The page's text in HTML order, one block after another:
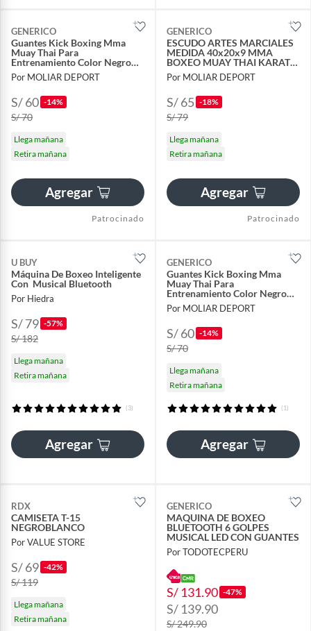
GENERICO
Guantes Kick Boxing Mma
Muay Thai Para
Entrenamiento Color Negro
Talla M
Por MOLIAR DEPORT
S/ 60 -14%
S/ 70
Llega mañana
Retira mañana
Agregar
Patrocinado
GENERICO
ESCUDO ARTES MARCIALES
MEDIDA 40x20x9 MMA
BOXEO MUAY THAI KARATE
KICKBOXING TAEKWONDO
NEGRO
Por MOLIAR DEPORT
S/ 65 -18%
S/ 79
Llega mañana
Retira mañana
Agregar
Patrocinado
U BUY
Máquina De Boxeo Inteligente
Con Musical Bluetooth
Por Hiedra
S/ 79 -57%
S/ 182
Llega mañana
Retira mañana
(3)
Agregar
GENERICO
Guantes Kick Boxing Mma
Muay Thai Para
Entrenamiento Color Negro
Talla M
Por MOLIAR DEPORT
S/ 60 -14%
S/ 70
Llega mañana
Retira mañana
(1)
Agregar
RDX
CAMISETA T-15
NEGROBLANCO
Por VALUE STORE
S/ 69 -42%
S/ 119
Llega mañana
Retira mañana
GENERICO
MAQUINA DE BOXEO
BLUETOOTH 6 GOLPES
MUSICAL LED CON GUANTES
Por TODOTECPERU
S/ 131.90 -47%
S/ 139.90
S/ 249.90